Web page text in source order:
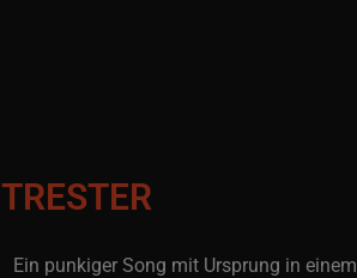
TRESTER
Ein punkiger Song mit Ursprung in einem